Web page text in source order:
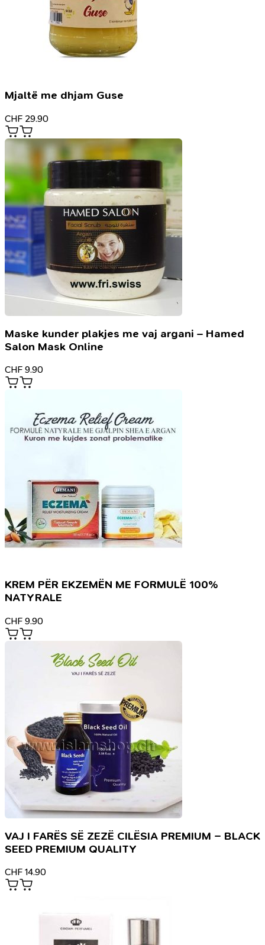
Mjaltë me dhjam Guse
CHF 29.90
Maske kunder plakjes me vaj argani – Hamed
Salon Mask Online
CHF 9.90
KREM PËR EKZEMËN ME FORMULË 100%
NATYRALE
CHF 9.90
VAJ I FARËS SË ZEZË CILËSIA PREMIUM – BLACK
SEED PREMIUM QUALITY
CHF 14.90